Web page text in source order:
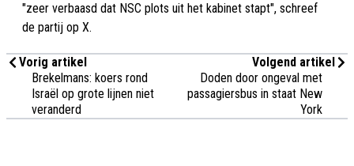
"zeer verbaasd dat NSC plots uit het kabinet stapt", schreef
de partij op X.
Vorig artikel
Brekelmans: koers rond
Israël op grote lijnen niet
veranderd
Volgend artikel
Doden door ongeval met
passagiersbus in staat New
York